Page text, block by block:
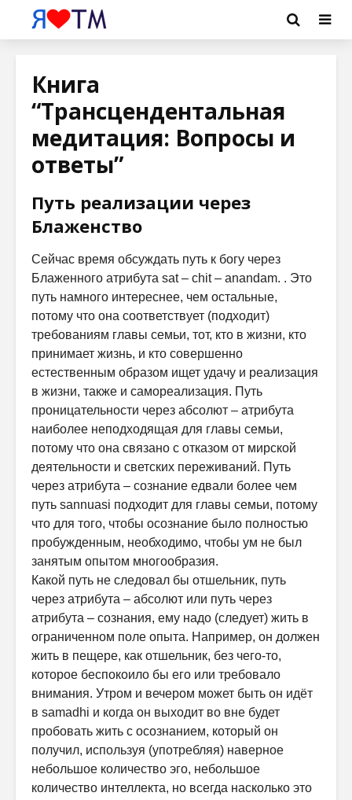
Книга
“Трансцендентальная
медитация: Вопросы и
ответы”
Путь реализации через
Блаженство
Сейчас время обсуждать путь к богу через
Блаженного атрибута sat – chit – anandam. . Это
путь намного интереснее, чем остальные,
потому что она соответствует (подходит)
требованиям главы семьи, тот, кто в жизни, кто
принимает жизнь, и кто совершенно
естественным образом ищет удачу и реализация
в жизни, также и самореализация. Путь
проницательности через абсолют – атрибута
наиболее неподходящая для главы семьи,
потому что она связано с отказом от мирской
деятельности и светских переживаний. Путь
через атрибута – сознание едвали более чем
путь sannuasi подходит для главы семьи, потому
что для того, чтобы осознание было полностью
пробужденным, необходимо, чтобы ум не был
занятым опытом многообразия.
Какой путь не следовал бы отшельник, путь
через атрибута – абсолют или путь через
атрибута – сознания, ему надо (следует) жить в
ограниченном поле опыта. Например, он должен
жить в пещере, как отшельник, без чего-то,
которое беспокоило бы его или требовало
внимания. Утром и вечером может быть он идёт
в samadhi и когда он выходит во вне будет
пробовать жить с осознанием, который он
получил, используя (употребляя) наверное
небольшое количество эго, небольшое
количество интеллекта, но всегда насколько это